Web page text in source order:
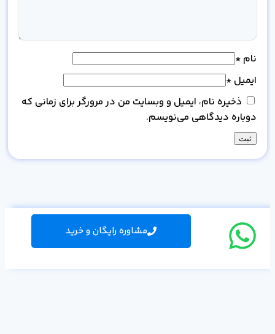
نام *
ایمیل *
ذخیره نام، ایمیل و وبسایت من در مرورگر برای زمانی که
دوباره دیدگاهی می‌نویسم.
مشاوره رایگان و خرید